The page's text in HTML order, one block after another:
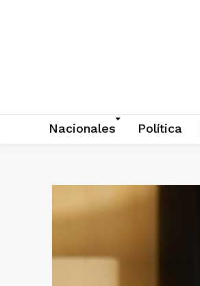
Nacionales Política